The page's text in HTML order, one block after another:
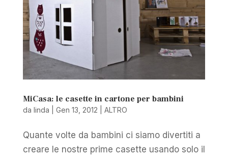
MiCasa: le casette in cartone per bambini
da linda Gen 13, 2012 ALTRO
Quante volte da bambini ci siamo divertiti a
creare le nostre prime casette usando solo il